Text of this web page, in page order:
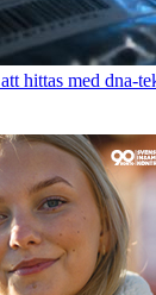
hittas med dna-